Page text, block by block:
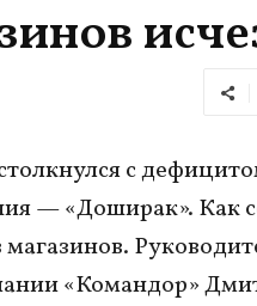
с
— «Доширак». Как
магазинов.
«Командор»